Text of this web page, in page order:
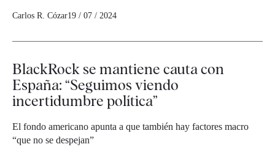
Carlos R. Cózar19 / 07 / 2024
BlackRock se mantiene cauta con
España: “Seguimos viendo
incertidumbre política”
El fondo americano apunta a que también hay factores macro
“que no se despejan”